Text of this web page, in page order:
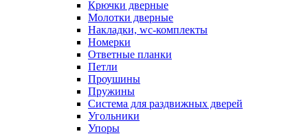
Крючки дверные
Молотки дверные
Накладки, wc-комплекты
Номерки
Ответные планки
Петли
Проушины
Пружины
Система для раздвижных дверей
Угольники
Упоры